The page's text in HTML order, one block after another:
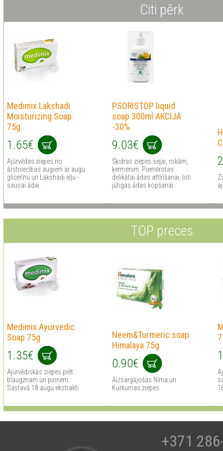
Citi pērk
Medimix Lakshadi
Moisturizing Soap
75g
1.65€
Ajūrvēdas ziepes no
ārstniecības augiem ar augu
glicerīnu un Lakshadi eļļu -
sausai ādai.
PSORISTOP liquid
soap 300ml AKCIJA
-30%
9.03€
Šķidras ziepes sejai, rokām,
ķermenim. Piemērotas
delikātai ādas attīrīšanai, ļoti
jūtigas ādas kopšanai
TOP preces
Medimix Ayurvedic
Soap 75g
1.35€
Ajurvēdiskās ziepes prēt
blaugznam un pinnem.
Sastavā 18 augu ekstrakti
Neem&Turmeric soap
Himalaya 75g
0.90€
Aizsargājošas Nīma un
Kurkumas ziepes
+371